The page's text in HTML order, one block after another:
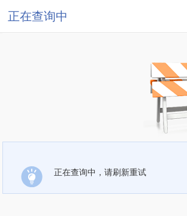
正在查询中
正在查询中，请刷新重试